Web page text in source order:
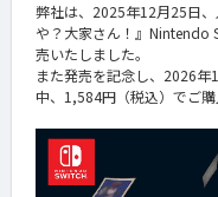
弊社は、2025年12月25日
や？大家さん！』Nintendo
売いたしました。
また発売を記念し、2026
中、1,584円（税込）でご購